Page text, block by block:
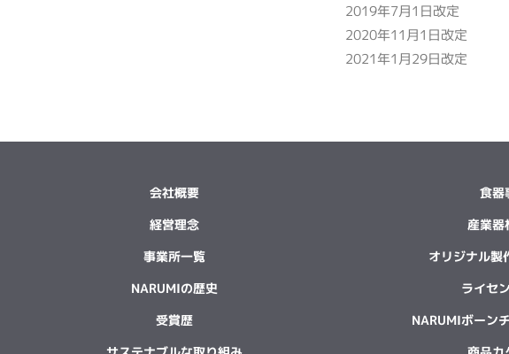
2019年7月1日改定
2020年11月1日改定
2021年1月29日改定
会社概要
経営理念
事業所一覧
NARUMIの歴史
受賞歴
食器
産業器
オリジナル製
ライセ
NARUMIボーン